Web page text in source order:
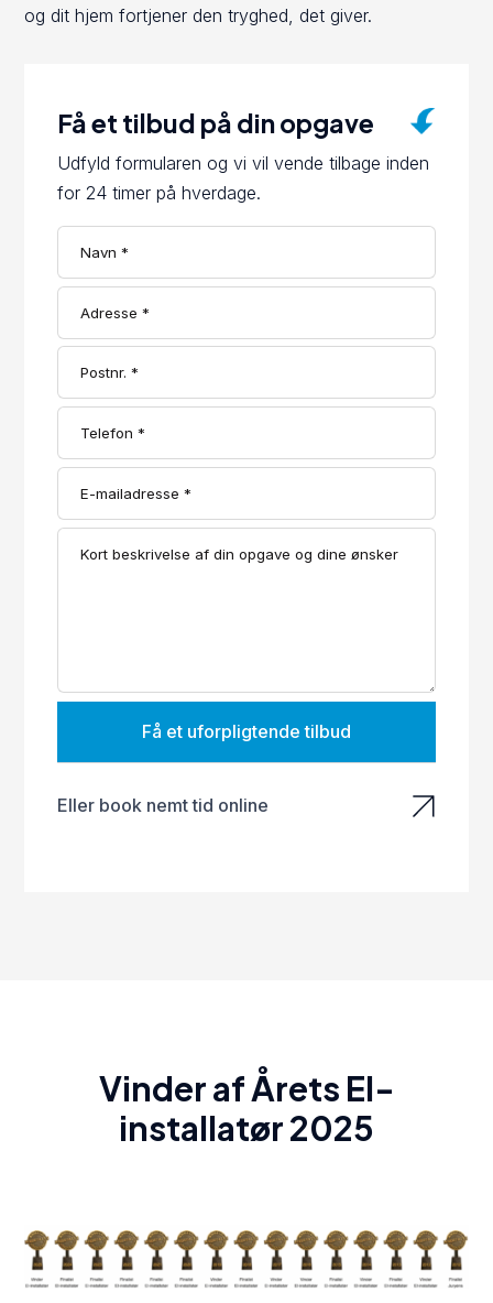
og dit hjem fortjener den tryghed, det giver.
Få et tilbud på din opgave
Udfyld formularen og vi vil vende tilbage inden
for 24 timer på hverdage.
Få et uforpligtende tilbud
Eller book nemt tid online
Vinder af Årets El-
installatør 2025